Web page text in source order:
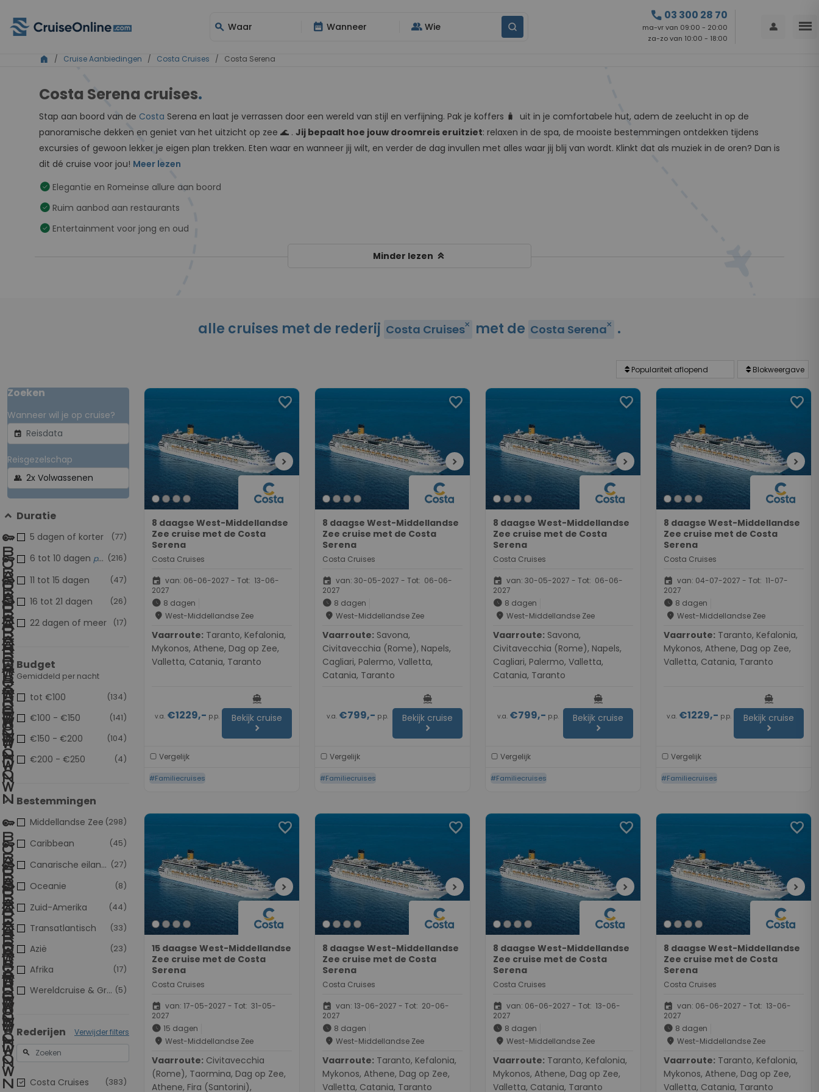
search Waar date_range Wanneer group Wie
call 03 300 28 70
ma-vr van 09:00 - 20:00
za-zo van 10:00 - 18:00
person menu
home / Cruise Aanbiedingen / Costa Cruises / Costa Serena
Costa Serena cruises.
Stap aan boord van de Costa Serena en laat je verrassen door een wereld van stijl en verfijning. Pak je koffers 🧳 uit in je comfortabele hut, adem de zeelucht in op de
panoramische dekken en geniet van het uitzicht op zee 🌊 . Jij bepaalt hoe jouw droomreis eruitziet: relaxen in de spa, de mooiste bestemmingen ontdekken tijdens
excursies of gewoon lekker je eigen plan trekken. Eten waar en wanneer jij wilt, en verder de dag invullen met alles waar jij blij van wordt. Klinkt dat als muziek in de oren? Dan is
dit dé cruise voor jou! Meer lezen
check_circle Elegantie en Romeinse allure aan boord
check_circle Ruim aanbod aan restaurants
check_circle Entertainment voor jong en oud
Minder lezen keyboard_double_arrow_up
alle cruises met de rederij Costa Cruisesclose met de Costa Serenaclose .
Zoeken
Wanneer wil je op cruise?
event
Reisgezelschap
group
Duratie
(77)
5 dagen of korter
(216)
6 tot 10 dagen populair
(47)
11 tot 15 dagen
(26)
16 tot 21 dagen
(17)
22 dagen of meer
Budget
Gemiddeld per nacht
(134)
tot €100
(141)
€100 - €150
(104)
€150 - €200
(4)
€200 - €250
Bestemmingen
(298)
Middellandse Zee
(45)
Caribbean
(44)
Zuid-Amerika
(33)
Transatlantisch
(27)
Canarische eilanden
(23)
Azië
(17)
Afrika
(8)
Oceanie
(5)
Wereldcruise & Grand Voyages
Rederijen Verwijder filters
search
(383)
Costa Cruises
favorite
chevron_right
8 daagse West-Middellandse
Zee cruise met de Costa
Serena
Costa Cruises
event van: 06-06-2027 - Tot: 13-06-
2027
schedule 8 dagen
place West-Middellandse Zee
Vaarroute:
Mykonos, Athene, Dag op Zee,
Valletta, Catania, Taranto
v.a.€1229,- p.p.
directions_boat
Bekijk cruise
chevron_right
Vergelijk
#Familiecruises
favorite
chevron_right
8 daagse West-Middellandse
Zee cruise met de Costa
Serena
Costa Cruises
event van: 30-05-2027 - Tot: 06-06-
2027
schedule 8 dagen
place West-Middellandse Zee
Vaarroute:
Civitavecchia (Rome), Napels,
Cagliari, Palermo, Valletta,
Catania, Taranto
v.a. €799,- p.p.
directions_boat
Bekijk cruise
chevron_right
Vergelijk
#Familiecruises
favorite
chevron_right
8 daagse West-Middellandse
Zee cruise met de Costa
Serena
Costa Cruises
event van: 30-05-2027 - Tot: 06-06-
2027
schedule 8 dagen
place West-Middellandse Zee
Vaarroute:
Civitavecchia (Rome), Napels,
Cagliari, Palermo, Valletta,
Catania, Taranto
v.a. €799,- p.p.
directions_boat
Bekijk cruise
chevron_right
Vergelijk
#Familiecruises
favorite
chevron_right
8 daagse West-Middellandse
Zee cruise met de Costa
Serena
Costa Cruises
event van: 04-07-2027 - Tot: 11-07-
2027
schedule 8 dagen
place West-Middellandse Zee
Vaarroute:
Mykonos, Athene, Dag op Zee,
Valletta, Catania, Taranto
v.a.€1229,- p.p.
directions_boat
Bekijk cruise
chevron_right
Vergelijk
#Familiecruises
favorite
chevron_right
15 daagse West-Middellandse
Zee cruise met de Costa
Serena
Costa Cruises
event van: 17-05-2027 - Tot: 31-05-
2027
schedule 15 dagen
place West-Middellandse Zee
Vaarroute:
(Rome), Taormina, Dag op Zee,
Athene, Fira (Santorini),
favorite
chevron_right
8 daagse West-Middellandse
Zee cruise met de Costa
Serena
Costa Cruises
event van: 13-06-2027 - Tot: 20-06-
2027
schedule 8 dagen
place West-Middellandse Zee
Vaarroute:
Mykonos, Athene, Dag op Zee,
Valletta, Catania, Taranto
favorite
chevron_right
8 daagse West-Middellandse
Zee cruise met de Costa
Serena
Costa Cruises
event van: 06-06-2027 - Tot: 13-06-
2027
schedule 8 dagen
place West-Middellandse Zee
Vaarroute:
Mykonos, Athene, Dag op Zee,
Valletta, Catania, Taranto
favorite
chevron_right
8 daagse West-Middellandse
Zee cruise met de Costa
Serena
Costa Cruises
event van: 06-06-2027 - Tot: 13-06-
2027
schedule 8 dagen
place West-Middellandse Zee
Vaarroute:
Mykonos, Athene, Dag op Zee,
Valletta, Catania, Taranto